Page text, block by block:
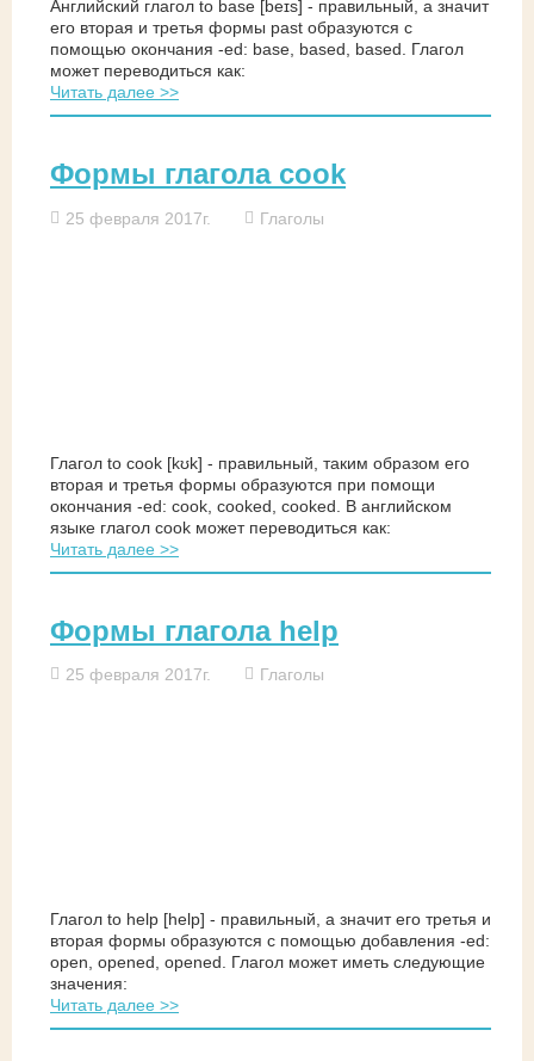
Английский глагол to base [beɪs] - правильный, а значит
его вторая и третья формы past образуются с
помощью окончания -ed: base, based, based. Глагол
может переводиться как:
Читать далее >>
Формы глагола cook
25 февраля 2017г. Глаголы
Глагол to cook [kʊk] - правильный, таким образом его
вторая и третья формы образуются при помощи
окончания -ed: cook, cooked, cooked. В английском
языке глагол cook может переводиться как:
Читать далее >>
Формы глагола help
25 февраля 2017г. Глаголы
Глагол to help [help] - правильный, а значит его третья и
вторая формы образуются с помощью добавления -ed:
open, opened, opened. Глагол может иметь следующие
значения:
Читать далее >>